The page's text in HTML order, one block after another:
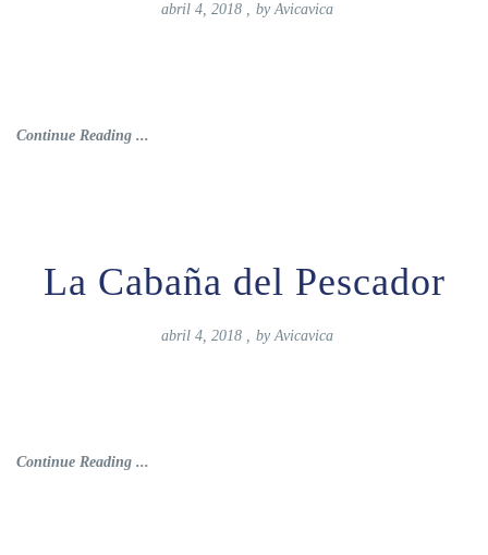
abril 4, 2018 , by Avicavica
Continue Reading ...
La Cabaña del Pescador
abril 4, 2018 , by Avicavica
Continue Reading ...